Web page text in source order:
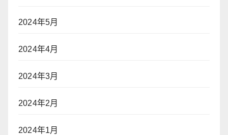
2024年5月
2024年4月
2024年3月
2024年2月
2024年1月